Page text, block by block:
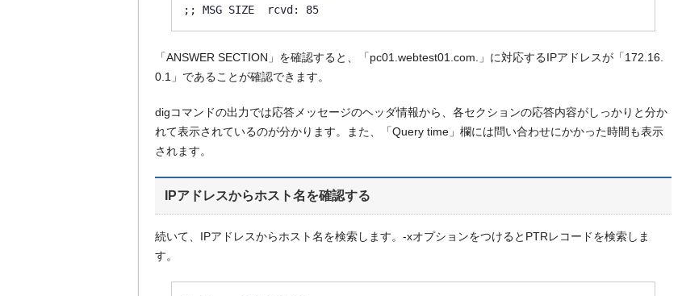
;; MSG SIZE  rcvd: 85
「ANSWER SECTION」を確認すると、「pc01.webtest01.com.」に対応するIPアドレスが「172.16.
0.1」であることが確認できます。
digコマンドの出力では応答メッセージのヘッダ情報から、各セクションの応答内容がしっかりと分か
れて表示されているのが分かります。また、「Query time」欄には問い合わせにかかった時間も表示
されます。
IPアドレスからホスト名を確認する
続いて、IPアドレスからホスト名を検索します。-xオプションをつけるとPTRレコードを検索しま
す。